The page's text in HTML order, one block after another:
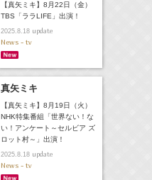
【真矢ミキ】8月22日（金）
TBS「ララLIFE」出演！
2025.8.18update
News - tv
真矢ミキ
【真矢ミキ】8月19日（火）
NHK特集番組「世界ない！な
い！アンケート～セルビア ズ
ロット村～」出演！
2025.8.18update
News - tv